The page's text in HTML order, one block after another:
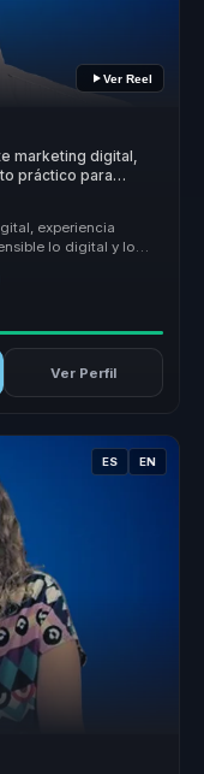
Ver Reel
marketing digital,
práctico para
experiencia
lo digital y lo
Ver Perfil
ES EN